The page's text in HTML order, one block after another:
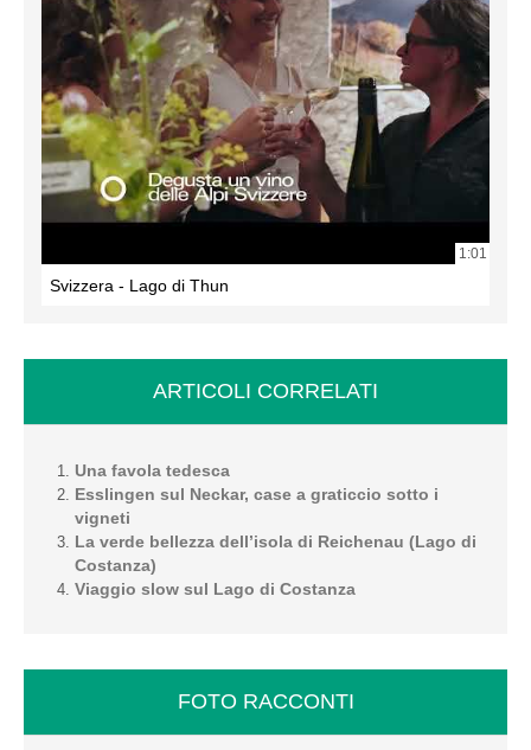
1:01
Svizzera - Lago di Thun
ARTICOLI CORRELATI
Una favola tedesca
Esslingen sul Neckar, case a graticcio sotto i
vigneti
La verde bellezza dell’isola di Reichenau (Lago di
Costanza)
Viaggio slow sul Lago di Costanza
FOTO RACCONTI